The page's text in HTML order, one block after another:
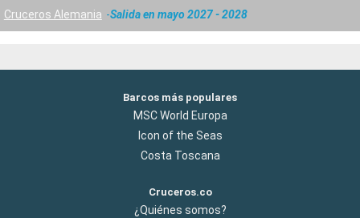
Cruceros Alemania
Salida en mayo 2027 - 2028
Barcos más populares
MSC World Europa
Icon of the Seas
Costa Toscana
Cruceros.co
¿Quiénes somos?